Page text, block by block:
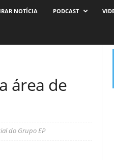
NOTÍCIA PODCAST
área de
do Grupo EP